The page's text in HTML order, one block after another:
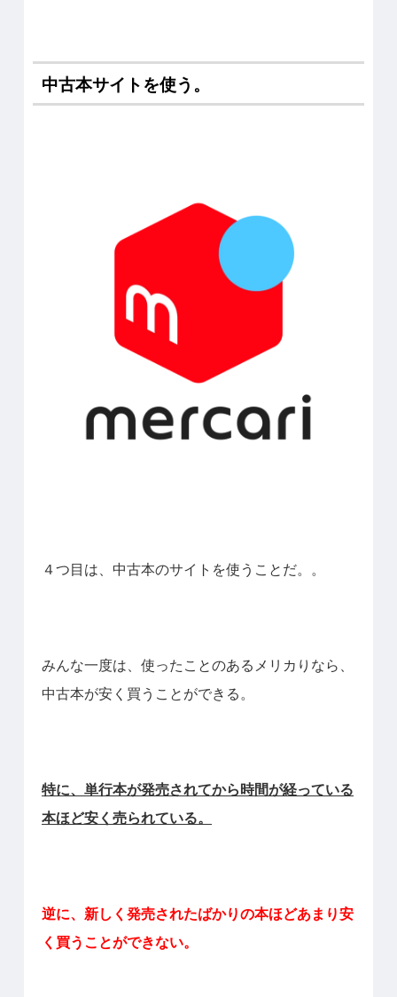
中古本サイトを使う。
４つ目は、中古本のサイトを使うことだ。。
みんな一度は、使ったことのあるメリカりなら、
中古本が安く買うことができる。
特に、単行本が発売されてから時間が経っている
本ほど安く売られている。
逆に、新しく発売されたばかりの本ほどあまり安
く買うことができない。